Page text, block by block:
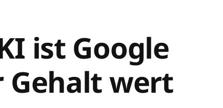
ist Google
Gehalt wert